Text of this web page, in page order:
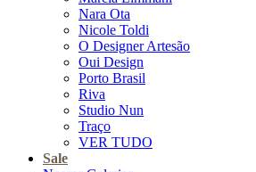
Nara Ota
Nicole Toldi
O Designer Artesão
Oui Design
Porto Brasil
Riva
Studio Nun
Traço
VER TUDO
Sale